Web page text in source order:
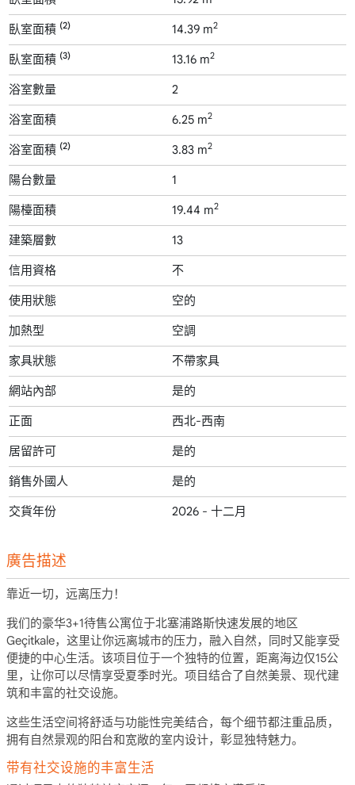
臥室面積 (2) 14.39 m2
臥室面積 (3) 13.16 m2
浴室數量 2
浴室面積 6.25 m2
浴室面積 (2) 3.83 m2
陽台數量 1
陽檯面積 19.44 m2
建築層數 13
信用資格 不
使用狀態 空的
加熱型 空調
家具狀態 不帶家具
網站內部 是的
正面 西北-西南
居留許可 是的
銷售外國人 是的
交貨年份 2026 - 十二月
廣告描述
靠近一切，远离压力！
我们的豪华3+1待售公寓位于北塞浦路斯快速发展的地区
Geçitkale，这里让你远离城市的压力，融入自然，同时又能享受
便捷的中心生活。该项目位于一个独特的位置，距离海边仅15公
里，让你可以尽情享受夏季时光。项目结合了自然美景、现代建
筑和丰富的社交设施。
这些生活空间将舒适与功能性完美结合，每个细节都注重品质，
拥有自然景观的阳台和宽敞的室内设计，彰显独特魅力。
带有社交设施的丰富生活